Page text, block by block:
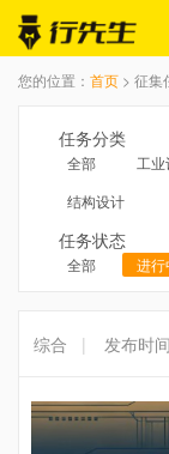
您的位置： 首页 > 征集
任务分类
全部 工
结构设计
任务状态
全部 进行
综合 | 发布时间